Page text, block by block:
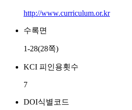
http://www.curriculum.or.kr
수록면
1-28(28쪽)
KCI 피인용횟수
7
DOI식별코드